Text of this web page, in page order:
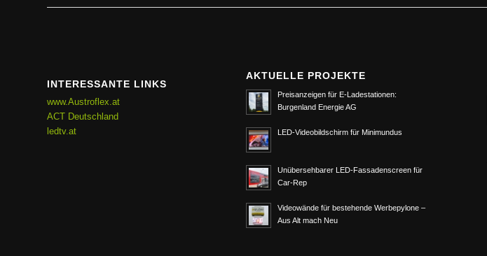
INTERESSANTE LINKS
www.Austroflex.at
ACT Deutschland
ledtv.at
AKTUELLE PROJEKTE
Preisanzeigen für E-Ladestationen:
Burgenland Energie AG
LED-Videobildschirm für Minimundus
Unübersehbarer LED-Fassadenscreen für
Car-Rep
Videowände für bestehende Werbepylone –
Aus Alt mach Neu